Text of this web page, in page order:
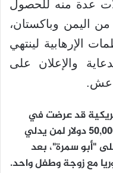
بعد محاولات عدة منه للحصول
اليمن وباكستان،
الإرهابية لينتهي
خبيراً للدعاية والإعلان على
قد عرضت في
وقت سابق، جائزة نقدية مقدارها 50,000 دولار لمن يدلي
"أبو سمرة"، بعد
مع زوجة وطفل واحد.